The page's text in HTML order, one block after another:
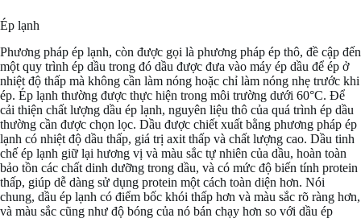
Ép lạnh
Phương pháp ép lạnh, còn được gọi là phương pháp ép thô, đề cập đến
một quy trình ép dầu trong đó dầu được đưa vào máy ép dầu để ép ở
nhiệt độ thấp mà không cần làm nóng hoặc chỉ làm nóng nhẹ trước khi
ép. Ép lạnh thường được thực hiện trong môi trường dưới 60°C. Để
cải thiện chất lượng dầu ép lạnh, nguyên liệu thô của quá trình ép dầu
thường cần được chọn lọc. Dầu được chiết xuất bằng phương pháp ép
lạnh có nhiệt độ dầu thấp, giá trị axit thấp và chất lượng cao. Dầu tinh
chế ép lạnh giữ lại hương vị và màu sắc tự nhiên của dầu, hoàn toàn
bảo tồn các chất dinh dưỡng trong dầu, và có mức độ biến tính protein
thấp, giúp dễ dàng sử dụng protein một cách toàn diện hơn. Nói
chung, dầu ép lạnh có điểm bốc khói thấp hơn và màu sắc rõ ràng hơn,
và màu sắc cũng như độ bóng của nó bán chạy hơn so với dầu ép